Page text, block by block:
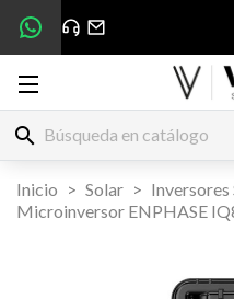
search
Inicio Solar Inversores
Microinversor ENPHASE